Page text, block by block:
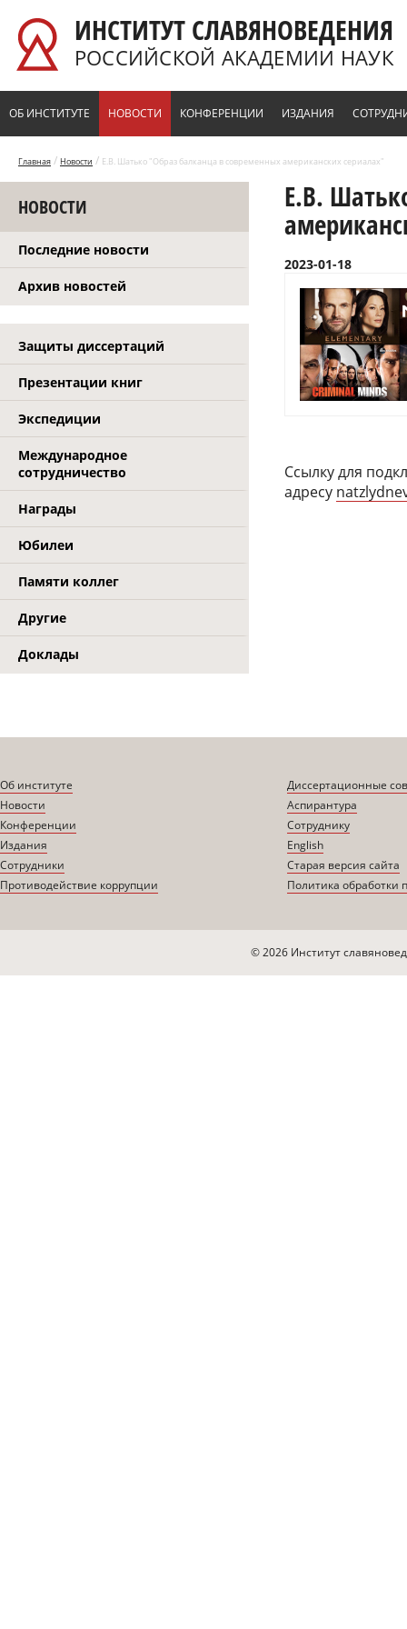
ИНСТИТУТ СЛАВЯНОВЕДЕНИЯ
РОССИЙСКОЙ АКАДЕМИИ НАУК
ОБ ИНСТИТУТЕ НОВОСТИ КОНФЕРЕНЦИИ ИЗДАНИЯ
Главная / Новости / Е.В. Шатько "Образ балканца в современных американских сериалах"
НОВОСТИ
Последние новости
Архив новостей
Защиты диссертаций
Презентации книг
Экспедиции
Международное
сотрудничество
Награды
Юбилеи
Памяти коллег
Другие
Доклады
Е.В.
2023-01-18
Ссылку для
адресу
Об институте
Новости
Конференции
Издания
Сотрудники
Противодействие коррупции
Диссертационные
Аспирантура
Сотруднику
English
Старая версия сайта
Политика обработки
© 2026 Институт